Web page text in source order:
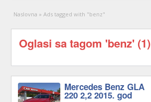
Naslovna » Ads tagged with "benz"
Oglasi sa tagom 'benz' (1)
Mercedes Benz GLA
220 2,2 2015. god